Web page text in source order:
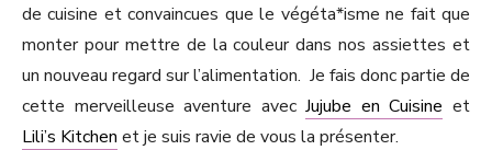
de cuisine et convaincues que le végéta*isme ne fait que
monter pour mettre de la couleur dans nos assiettes et
un nouveau regard sur l’alimentation. Je fais donc partie de
cette merveilleuse aventure avecJujube en Cuisine et
Lili’s Kitchen et je suis ravie de vous la présenter.